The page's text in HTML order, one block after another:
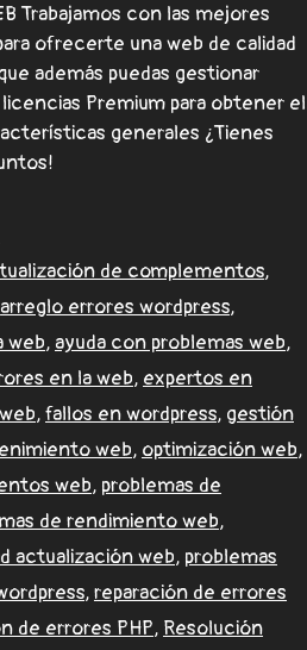
Trabajamos con las mejores
ofrecerte una web de calidad
además puedas gestionar
Premium para obtener el
generales ¿Tienes
de complementos,
arreglo errores wordpress,
web, ayuda con problemas web,
en la web, expertos en
,fallos en wordpress, gestión
web, optimización web,
web, problemas de
de rendimiento web,
actualización web, problemas
,reparación de errores
de errores PHP, Resolución